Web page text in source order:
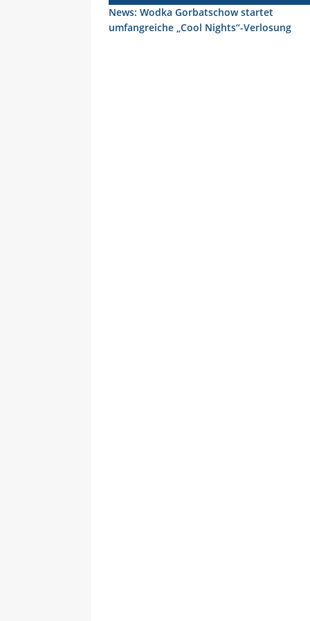
News: Wodka Gorbatschow startet
umfangreiche „Cool Nights“-Verlosung